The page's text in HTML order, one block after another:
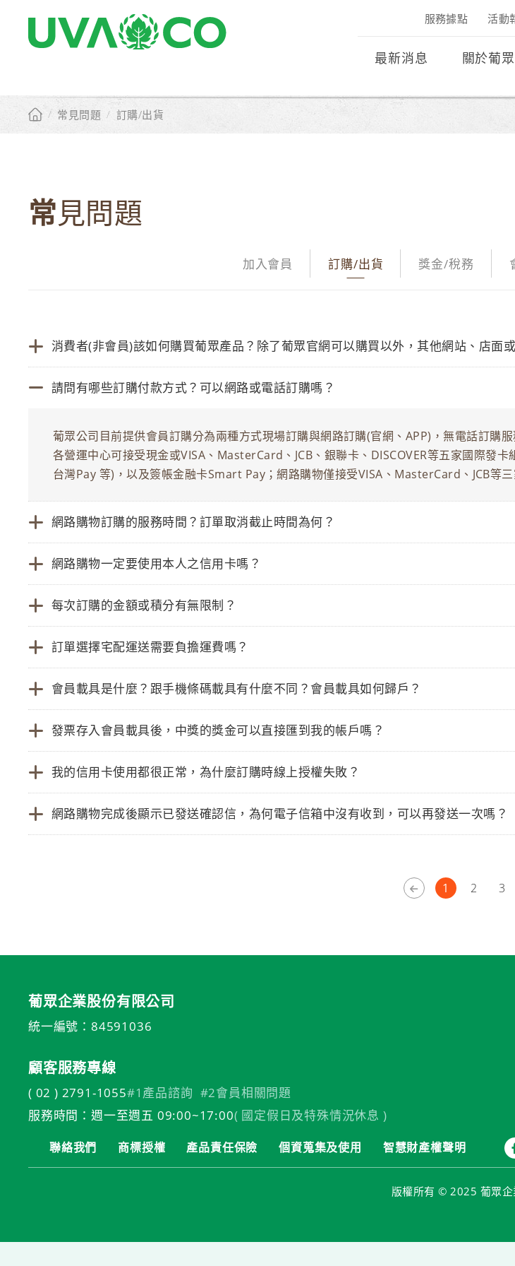
服務據點 活動
最新消息 關於葡眾
/ 常見問題 / 訂購/出貨
常見問題
加入會員 訂購/出貨 獎金/稅務
消費者(非會員)該如何購買葡眾產品？除了葡眾官網可以購買以外，其他網站、店面
請問有哪些訂購付款方式？可以網路或電話訂購嗎？
葡眾公司目前提供會員訂購分為兩種方式現場訂購與網路訂購(官網、APP)，無電話訂購服
各營運中心可接受現金或VISA、MasterCard、JCB、銀聯卡、DISCOVER等五家國際發
台灣Pay 等)，以及簽帳金融卡Smart Pay；網路購物僅接受VISA、MasterCard、JCB等
網路購物訂購的服務時間？訂單取消截止時間為何？
網路購物一定要使用本人之信用卡嗎？
每次訂購的金額或積分有無限制？
訂單選擇宅配運送需要負擔運費嗎？
會員載具是什麼？跟手機條碼載具有什麼不同？會員載具如何歸戶？
發票存入會員載具後，中獎的獎金可以直接匯到我的帳戶嗎？
我的信用卡使用都很正常，為什麼訂購時線上授權失敗？
網路購物完成後顯示已發送確認信，為何電子信箱中沒有收到，可以再發送一次嗎？
1 2 3
葡眾企業股份有限公司
統一編號：84591036
顧客服務專線
( 02 ) 2791-1055#1產品諮詢 #2會員相關問題
服務時間：週一至週五 09:00~17:00( 國定假日及特殊情況休息 )
聯絡我們 商標授權 產品責任保險 個資蒐集及使用 智慧財產權聲明
版權所有 © 2025 葡眾企